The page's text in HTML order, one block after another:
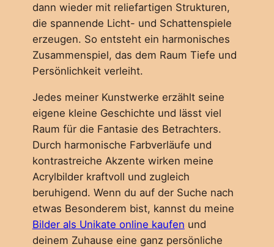
dann wieder mit reliefartigen Strukturen,
die spannende Licht- und Schattenspiele
erzeugen. So entsteht ein harmonisches
Zusammenspiel, das dem Raum Tiefe und
Persönlichkeit verleiht.
Jedes meiner Kunstwerke erzählt seine
eigene kleine Geschichte und lässt viel
Raum für die Fantasie des Betrachters.
Durch harmonische Farbverläufe und
kontrastreiche Akzente wirken meine
Acrylbilder kraftvoll und zugleich
beruhigend. Wenn du auf der Suche nach
etwas Besonderem bist, kannst du meine
Bilder als Unikate online kaufen und
deinem Zuhause eine ganz persönliche